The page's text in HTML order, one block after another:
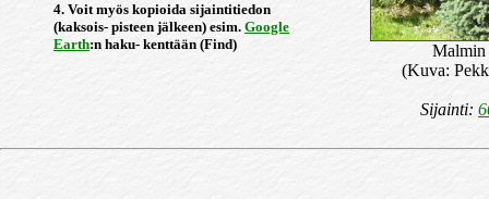
4. Voit myös kopioida sijaintitiedon
(kaksois- pisteen jälkeen) esim. Google
Earth:n haku- kenttään (Find)
Malmin
(Kuva:
Sijainti: